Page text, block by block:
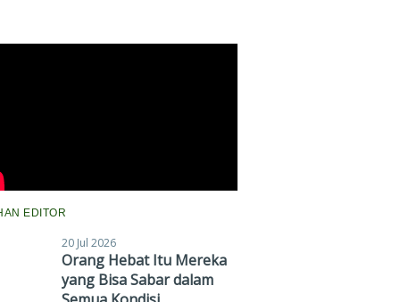
EDITOR
20 Jul 2026
Orang Hebat Itu Mereka
yang Bisa Sabar dalam